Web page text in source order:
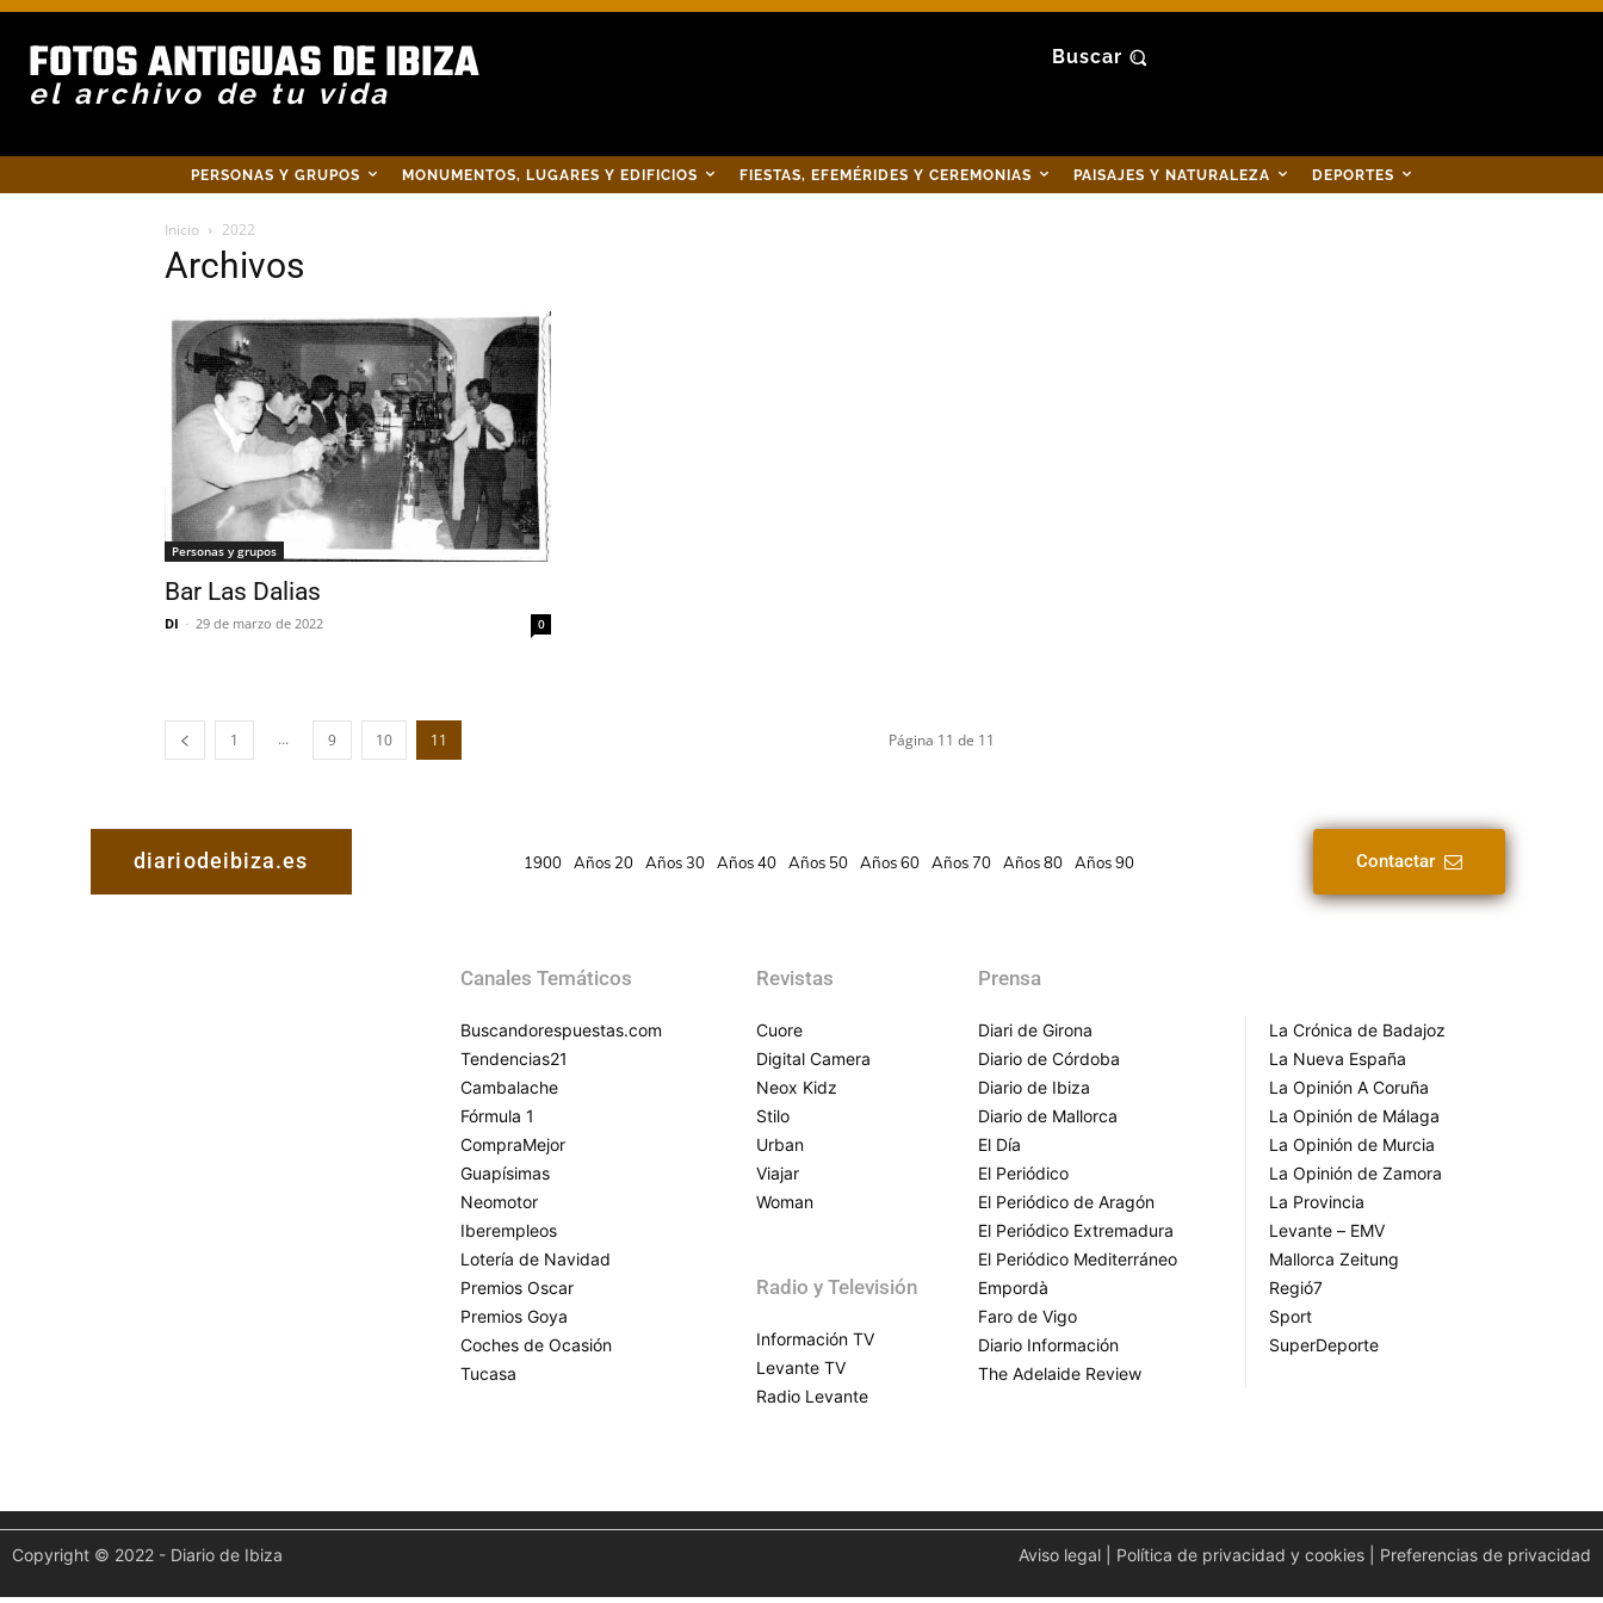
FOTOS ANTIGUAS DE IBIZA
el archivo de tu vida
Buscar
PERSONAS Y GRUPOS MONUMENTOS, LUGARES Y EDIFICIOS FIESTAS, EFEMÉRIDES Y CEREMONIAS PAISAJES Y NATURALEZA DEPORTES
Inicio 2022
Archivos
Personas y grupos
Bar Las Dalias
DI - 29 de marzo de 2022 0
1 ... 9 10 11 Página 11 de 11
diariodeibiza.es 1900 Años 20 Años 30 Años 40 Años 50 Años 60 Años 70 Años 80 Años 90 Contactar
Canales Temáticos
Buscandorespuestas.com
Tendencias21
Cambalache
Fórmula 1
CompraMejor
Guapísimas
Neomotor
Iberempleos
Lotería de Navidad
Premios Oscar
Premios Goya
Coches de Ocasión
Tucasa
Revistas
Cuore
Digital Camera
Neox Kidz
Stilo
Urban
Viajar
Woman
Radio y Televisión
Información TV
Levante TV
Radio Levante
Prensa
Diari de Girona
Diario de Córdoba
Diario de Ibiza
Diario de Mallorca
El Día
El Periódico
El Periódico de Aragón
El Periódico Extremadura
El Periódico Mediterráneo
Empordà
Faro de Vigo
Diario Información
The Adelaide Review
La Crónica de Badajoz
La Nueva España
La Opinión A Coruña
La Opinión de Málaga
La Opinión de Murcia
La Opinión de Zamora
La Provincia
Levante – EMV
Mallorca Zeitung
Regió7
Sport
SuperDeporte
Copyright © 2022 - Diario de Ibiza Aviso legal Política de privacidad y cookies Preferencias de privacidad